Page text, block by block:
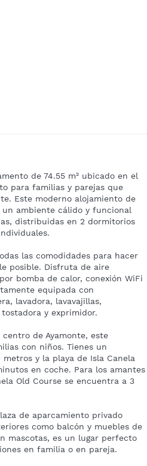
de 74.55 m² ubicado en el
para familias y parejas que
Este moderno alojamiento de
ambiente cálido y funcional
distribuidas en 2 dormitorios
las comodidades para hacer
posible. Disfruta de aire
bomba de calor, conexión WiFi
equipada con
lavadora, lavavajillas,
y exprimidor.
de Ayamonte, este
con niños. Tienes un
y la playa de Isla Canela
en coche. Para los amantes
Old Course se encuentra a 3
de aparcamiento privado
como balcón y muebles de
mascotas, es un lugar perfecto
en familia o en pareja.